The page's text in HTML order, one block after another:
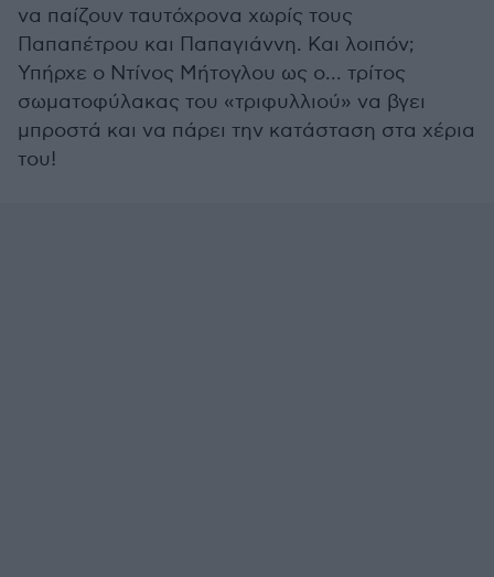
να παίζουν ταυτόχρονα χωρίς τους
Παπαπέτρου και Παπαγιάννη. Και λοιπόν;
Υπήρχε ο Ντίνος Μήτογλου ως ο... τρίτος
σωματοφύλακας του «τριφυλλιού» να βγει
μπροστά και να πάρει την κατάσταση στα χέρια
του!